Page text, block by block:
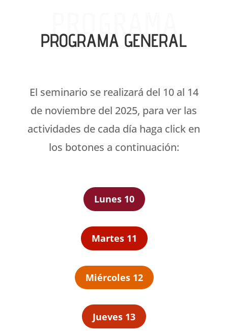
PROGRAMA
PROGRAMA GENERAL
El seminario se realizará del 10 al 14
de noviembre del 2025, para ver las
actividades de cada día haga click en
los botones a continuación:
Lunes 10
Martes 11
Miércoles 12
Jueves 13